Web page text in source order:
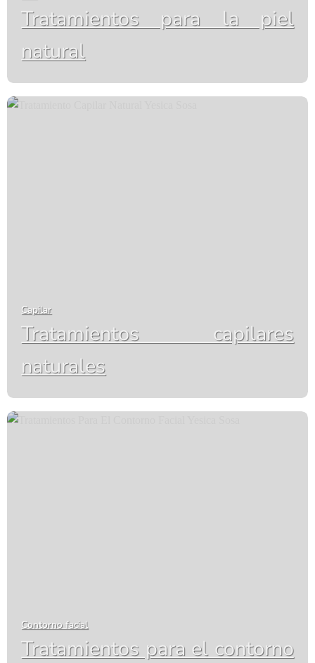
Tratamientos para la piel
natural
Capilar
Tratamientos capilares
naturales
Contorno facial
Tratamientos para el contorno